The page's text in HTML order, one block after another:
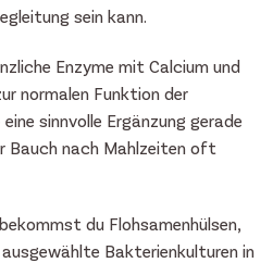
sein kann.
Enzyme mit Calcium und
normalen Funktion der
sinnvolle Ergänzung gerade
Bauch nach Mahlzeiten oft
bekommst du Flohsamenhülsen,
Bakterienkulturen in